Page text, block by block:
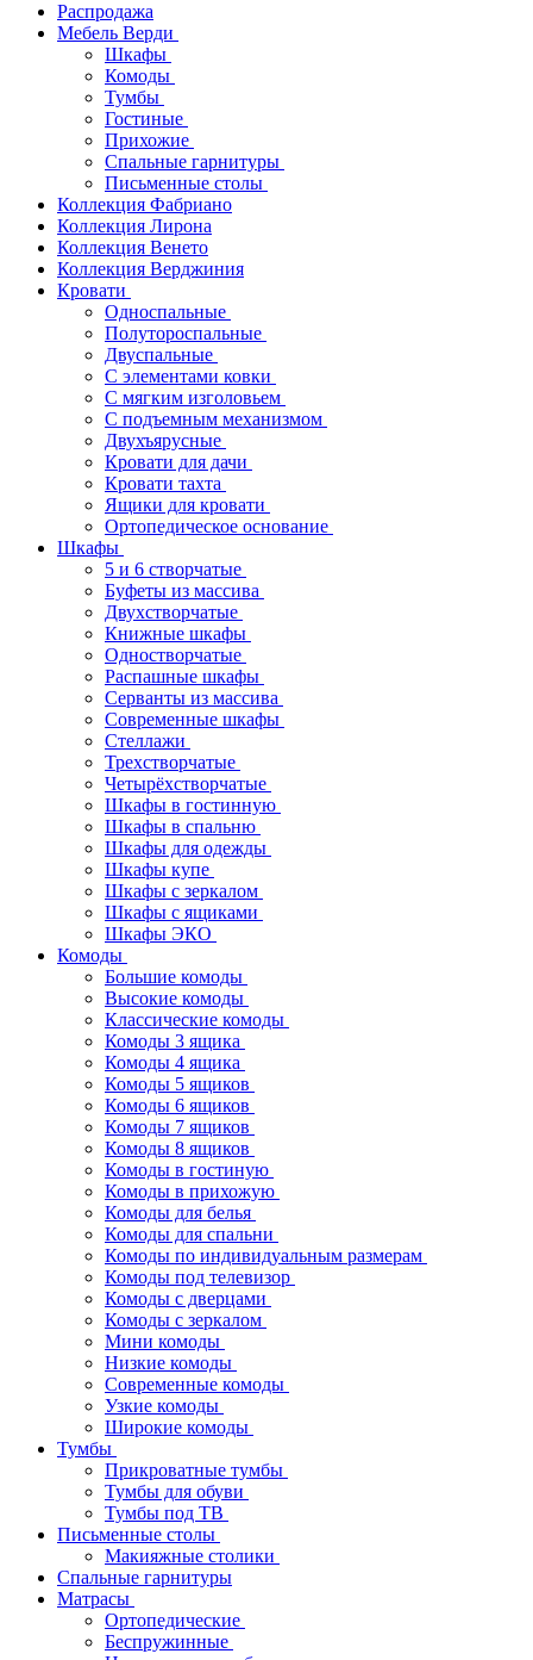
Распродажа
Мебель Верди
Шкафы
Комоды
Тумбы
Гостиные
Прихожие
Спальные гарнитуры
Письменные столы
Коллекция Фабриано
Коллекция Лирона
Коллекция Венето
Коллекция Верджиния
Кровати
Односпальные
Полутороспальные
Двуспальные
С элементами ковки
С мягким изголовьем
С подъемным механизмом
Двухъярусные
Кровати для дачи
Кровати тахта
Ящики для кровати
Ортопедическое основание
Шкафы
5 и 6 створчатые
Буфеты из массива
Двухстворчатые
Книжные шкафы
Одностворчатые
Распашные шкафы
Серванты из массива
Современные шкафы
Стеллажи
Трехстворчатые
Четырёхстворчатые
Шкафы в гостинную
Шкафы в спальню
Шкафы для одежды
Шкафы купе
Шкафы с зеркалом
Шкафы с ящиками
Шкафы ЭКО
Комоды
Большие комоды
Высокие комоды
Классические комоды
Комоды 3 ящика
Комоды 4 ящика
Комоды 5 ящиков
Комоды 6 ящиков
Комоды 7 ящиков
Комоды 8 ящиков
Комоды в гостиную
Комоды в прихожую
Комоды для белья
Комоды для спальни
Комоды по индивидуальным размерам
Комоды под телевизор
Комоды с дверцами
Комоды с зеркалом
Мини комоды
Низкие комоды
Современные комоды
Узкие комоды
Широкие комоды
Тумбы
Прикроватные тумбы
Тумбы для обуви
Тумбы под ТВ
Письменные столы
Макияжные столики
Спальные гарнитуры
Матрасы
Ортопедические
Беспружинные